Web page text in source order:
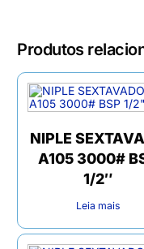
Produtos
NIPLE
A105 3000#
1/2″
Leia mais